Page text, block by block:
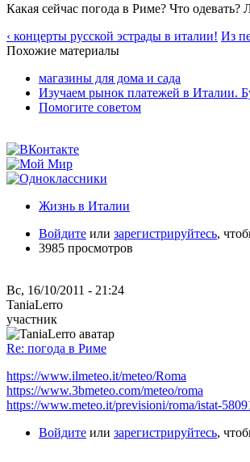
Какая сейчас погода в Риме? Что одевать?
‹ концерты русской эстрады в италии! Из
Похожие материалы
магазины для дома и сада
Изучаем рынок платежей в Италии.
Помогите советом
Жизнь в Италии
Войдите или зарегистрируйтесь,
3985 просмотров
Вс, 16/10/2011 - 21:24
TaniaLerro
участник
Re: погода в Риме
https://www.ilmeteo.it/meteo/Roma
https://www.3bmeteo.com/meteo/roma
https://www.meteo.it/previsioni/roma/istat-
Войдите или зарегистрируйтесь,